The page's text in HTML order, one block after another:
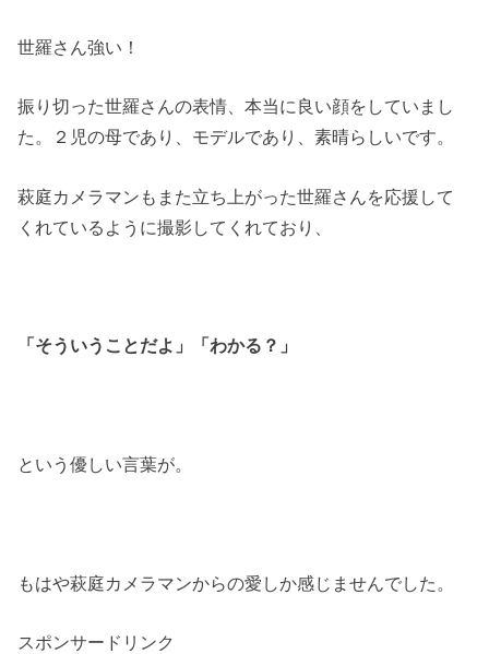
世羅さん強い！
振り切った世羅さんの表情、本当に良い顔をしていまし
た。２児の母であり、モデルであり、素晴らしいです。
萩庭カメラマンもまた立ち上がった世羅さんを応援して
くれているように撮影してくれており、
「そういうことだよ」「わかる？」
という優しい言葉が。
もはや萩庭カメラマンからの愛しか感じませんでした。
スポンサードリンク